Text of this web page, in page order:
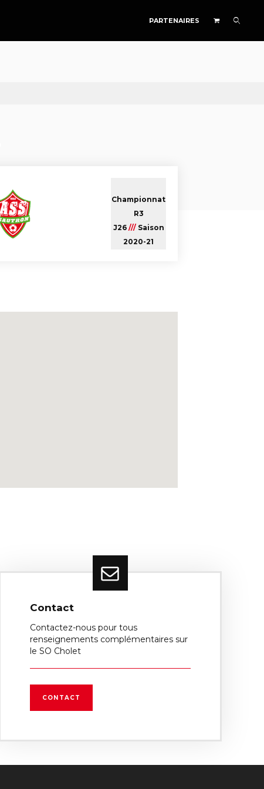
PARTENAIRES
Championnat
R3
J26 ///Saison
2020-21
Contact
Contactez-nous pour tous
renseignements complémentaires sur
le SO Cholet
CONTACT